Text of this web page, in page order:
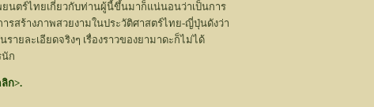
ยนตร์ไทยเกี่ยวกับท่านผู้นี้ขึ้นมาก็แน่นอนว่าเป็นการ
ารสร้างภาพสวยงามในประวัติศาสตร์ไทย-ญี่ปุ่นดังว่า
ายละเอียดจริงๆ เรื่องราวของยามาดะก็ไม่ได้
นัก
ก>.